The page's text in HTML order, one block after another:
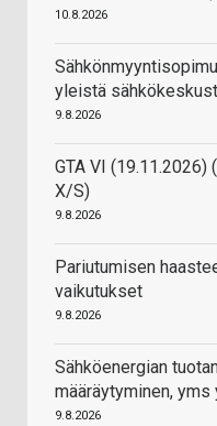
10.8.2026
yleistä
9.8.2026
GTA VI
X/S)
9.8.2026
Pariutumisen
vaikutukset
9.8.2026
Sähköenergian
määräytyminen,
9.8.2026